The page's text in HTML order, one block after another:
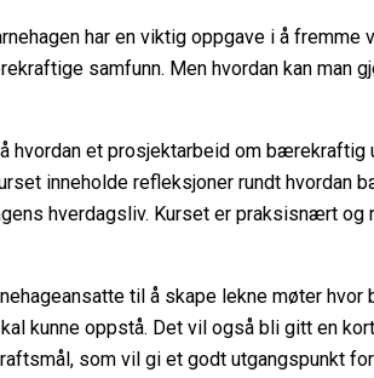
har en viktig oppgave i å fremme
samfunn. Men hvordan kan man
hvordan et prosjektarbeid om bærekraftig
inneholde refleksjoner rundt hvordan
hverdagsliv. Kurset er praksisnært og
til å skape lekne møter
kunne oppstå. Det vil også bli gitt en
som vil gi et godt utgangspunkt